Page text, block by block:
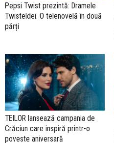
Pepsi Twist prezintă: Dramele
Twisteldei. O telenovelă în două
părți
TEILOR lansează campania de
Crăciun care inspiră printr-o
poveste aniversară